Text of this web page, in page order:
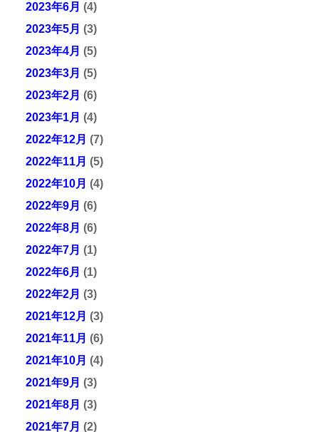
2023年6月 (4)
2023年5月 (3)
2023年4月 (5)
2023年3月 (5)
2023年2月 (6)
2023年1月 (4)
2022年12月 (7)
2022年11月 (5)
2022年10月 (4)
2022年9月 (6)
2022年8月 (6)
2022年7月 (1)
2022年6月 (1)
2022年2月 (3)
2021年12月 (3)
2021年11月 (6)
2021年10月 (4)
2021年9月 (3)
2021年8月 (3)
2021年7月 (2)